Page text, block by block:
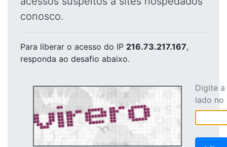
conosco.
Para liberar o acesso do IP 216.73.217.167,
responda ao desafio abaixo.
Digite
lado no